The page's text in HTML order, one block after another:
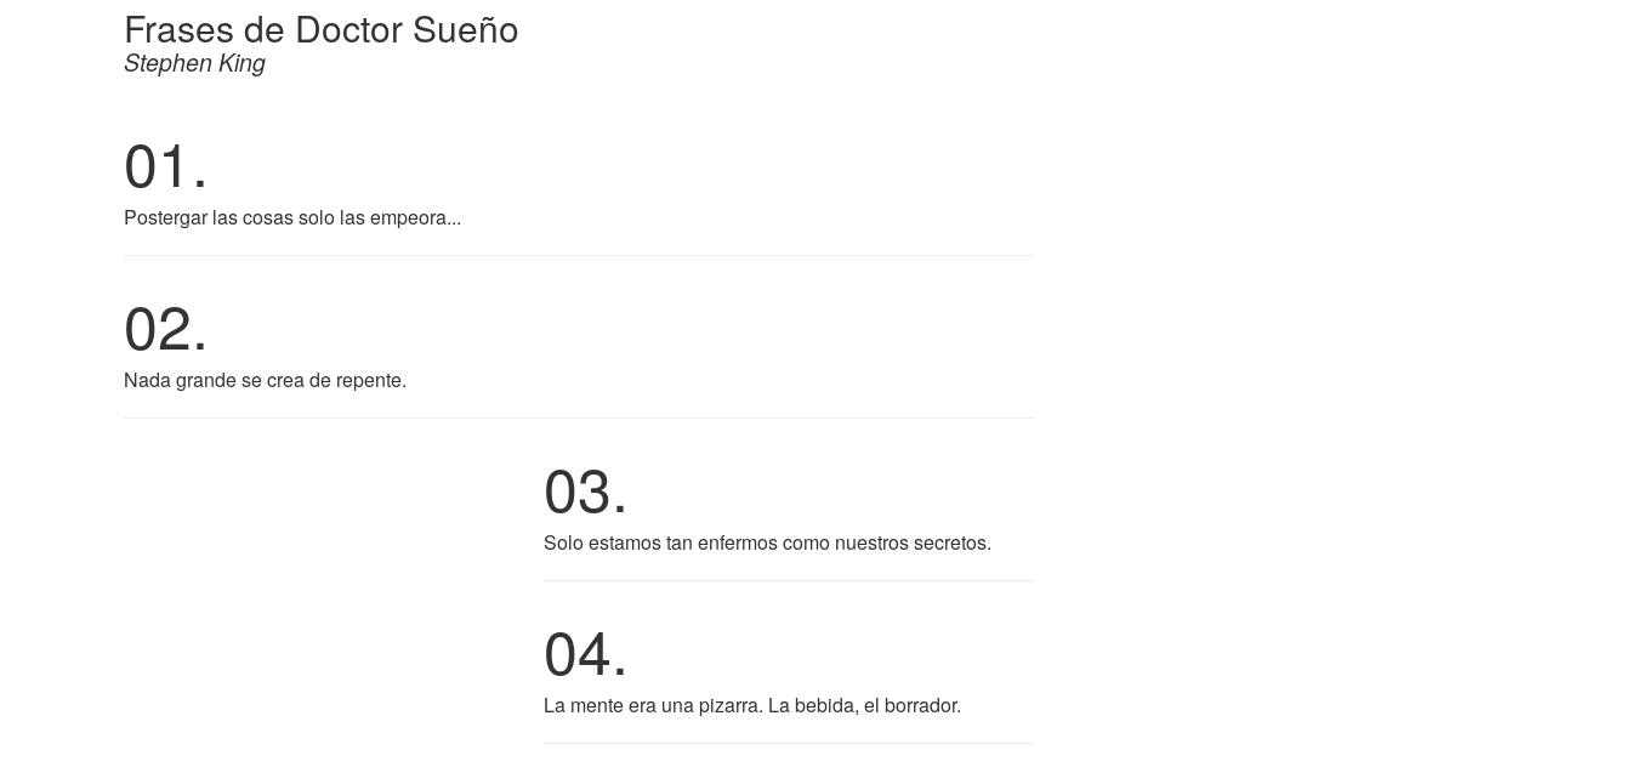
Frases de Doctor Sueño
Stephen King
01.
Postergar las cosas solo las empeora...
02.
Nada grande se crea de repente.
03.
Solo estamos tan enfermos como nuestros secretos.
04.
La mente era una pizarra. La bebida, el borrador.